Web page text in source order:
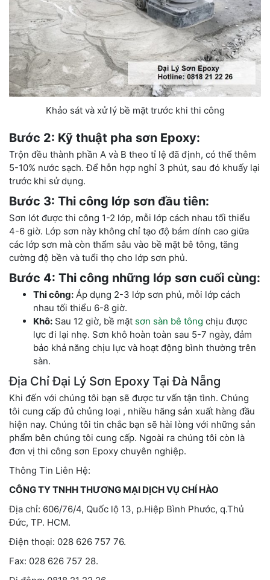
Khảo sát và xử lý bề mặt trước khi thi công
Bước 2: Kỹ thuật pha sơn Epoxy:
Trộn đều thành phần A và B theo tỉ lệ đã định, có thể thêm
5-10% nước sạch. Để hỗn hợp nghỉ 3 phút, sau đó khuấy lại
trước khi sử dụng.
Bước 3: Thi công lớp sơn đầu tiên:
Sơn lót được thi công 1-2 lớp, mỗi lớp cách nhau tối thiểu
4-6 giờ. Lớp sơn này không chỉ tạo độ bám dính cao giữa
các lớp sơn mà còn thẩm sâu vào bề mặt bê tông, tăng
cường độ bền và tuổi thọ cho lớp sơn phủ.
Bước 4: Thi công những lớp sơn cuối cùng:
Thi công: Áp dụng 2-3 lớp sơn phủ, mỗi lớp cách
nhau tối thiểu 6-8 giờ.
Khô: Sau 12 giờ, bề mặt sơn sàn bê tông chịu được
lực đi lại nhẹ. Sơn khô hoàn toàn sau 5-7 ngày, đảm
bảo khả năng chịu lực và hoạt động bình thường trên
sàn.
Địa Chỉ Đại Lý Sơn Epoxy Tại Đà Nẵng
Khi đến với chúng tôi bạn sẽ được tư vấn tận tình. Chúng
tôi cung cấp đủ chủng loại , nhiều hãng sản xuất hàng đầu
hiện nay. Chúng tôi tin chắc bạn sẽ hài lòng với những sản
phẩm bên chúng tôi cung cấp. Ngoài ra chúng tôi còn là
đơn vị thi công sơn Epoxy chuyên nghiệp.
Thông Tin Liên Hệ:
CÔNG TY TNHH THƯƠNG MẠI DỊCH VỤ CHÍ HÀO
Địa chỉ: 606/76/4, Quốc lộ 13, p.Hiệp Bình Phước, q.Thủ
Đức, TP. HCM.
Điện thoại: 028 626 757 76.
Fax: 028 626 757 28.